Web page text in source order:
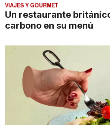
VIAJES Y GOURMET
Un restaurante
carbono en su menú